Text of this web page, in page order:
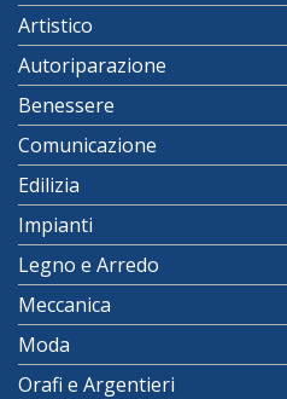
Artistico
Autoriparazione
Benessere
Comunicazione
Edilizia
Impianti
Legno e Arredo
Meccanica
Moda
Orafi e Argentieri